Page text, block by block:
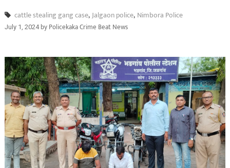
cattle stealing gang case,Jalgaon police, Nimbora Police
July 1, 2024byPolicekaka Crime Beat News